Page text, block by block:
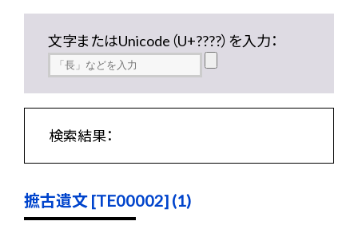
文字またはUnicode（U+????）を入力：
検索結果：
摭古遺文 [TE00002] (1)